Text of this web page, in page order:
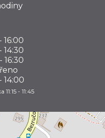
16:00
14:30
16:30
14:00
- 11:45